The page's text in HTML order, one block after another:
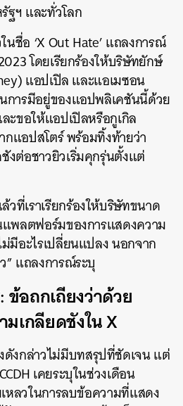
ฐฯ และทั่วโลก
ชื่อ ‘X Out Hate’ แถลงการณ์
โดยเรียกร้องให้บริษัทยักษ์
แอปเปิล และแอเมซอน
ารมีอยู่ของแอปพลิเคชันนี้ด้วย
ะขอให้แอปเปิลหรือกูเกิล
แอปสโตร์ พร้อมทิ้งท้ายว่า
งต่อชาวยิวเริ่มคุกรุ่นตั้งแต่
วที่เราเรียกร้องให้บริษัทขนาด
พลตฟอร์มของการแสดงความ
มีอะไรเปลี่ยนแปลง นอกจาก
” แถลงการณ์ระบุ
ข้อถกเถียงว่าด้วย
เกลียดชังใน X
ดังกล่าวไม่มีบทสรุปที่ชัดเจน แต่
เคยระบุในช่วงเดือน
หลวในการลบข้อความที่แสดง
LINE EMAIL